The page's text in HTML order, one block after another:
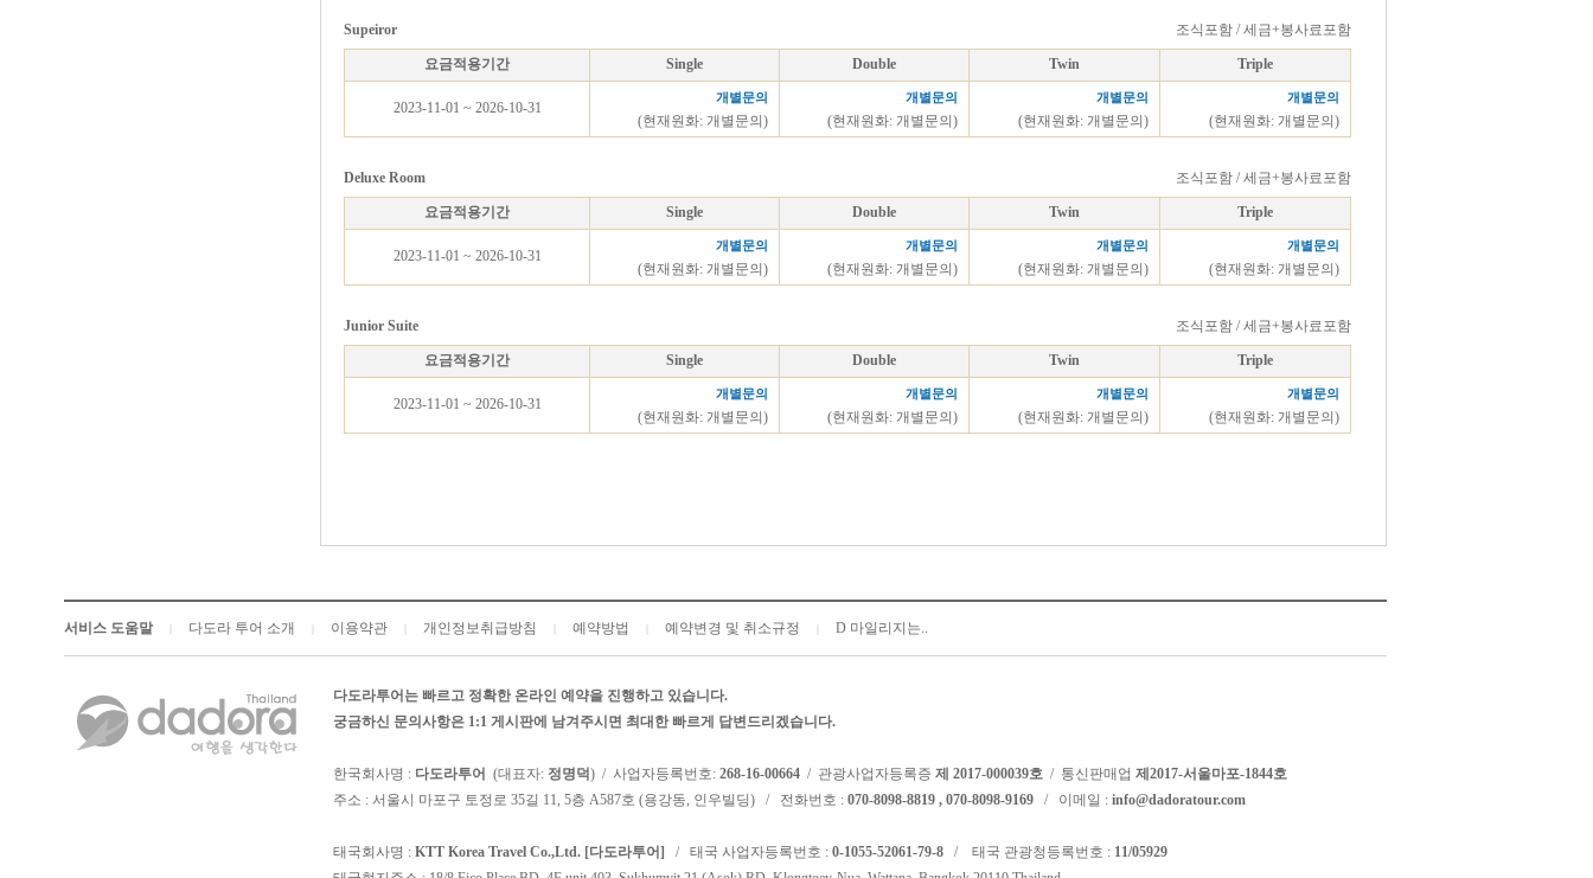
Supeiror 조식포함 / 세금+봉사료포함
요금적용기간 Single Double Twin Triple
2023-11-01 ~ 2026-10-31
개별문의
(현재원화: 개별문의)
개별문의
(현재원화: 개별문의)
개별문의
(현재원화: 개별문의)
개별문의
(현재원화: 개별문의)
Deluxe Room 조식포함 / 세금+봉사료포함
요금적용기간 Single Double Twin Triple
2023-11-01 ~ 2026-10-31
개별문의
(현재원화: 개별문의)
개별문의
(현재원화: 개별문의)
개별문의
(현재원화: 개별문의)
개별문의
(현재원화: 개별문의)
Junior Suite 조식포함 / 세금+봉사료포함
요금적용기간 Single Double Twin Triple
2023-11-01 ~ 2026-10-31
개별문의
(현재원화: 개별문의)
개별문의
(현재원화: 개별문의)
개별문의
(현재원화: 개별문의)
개별문의
(현재원화: 개별문의)
서비스 도움말 다도라 투어 소개 이용약관 개인정보취급방침 예약방법 예약변경 및 취소규정 D 마일리지는..
다도라투어는 빠르고 정확한 온라인 예약을 진행하고 있습니다.
궁금하신 문의사항은 1:1 게시판에 남겨주시면 최대한 빠르게 답변드리겠습니다.
한국회사명 : 다도라투어 (대표자: 정명덕) / 사업자등록번호: 268-16-00664 / 관광사업자등록증 제 2017-000039호 / 통신판매업 제2017-서울마포-1844호
주소 : 서울시 마포구 토정로 35길 11, 5층 A587호 (용강동, 인우빌딩) / 전화번호 : 070-8098-8819 , 070-8098-9169 / 이메일 : info@dadoratour.com
태국회사명 : KTT Korea Travel Co.,Ltd. [다도라투어] / 태국 사업자등록번호 : 0-1055-52061-79-8 / 태국 관광청등록번호 : 11/05929